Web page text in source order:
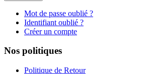
Mot de passe oublié ?
Identifiant oublié ?
Créer un compte
Nos politiques
Politique de Retour